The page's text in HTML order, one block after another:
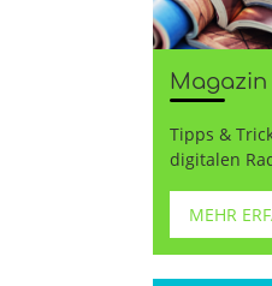
Magazin
Tipps &
digitalen
MEHR